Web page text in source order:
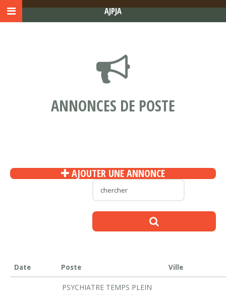
ANNONCES DE POSTE
AJOUTER UNE ANNONCE
Date Poste Ville
PSYCHIATRE TEMPS PLEIN
AJPJA